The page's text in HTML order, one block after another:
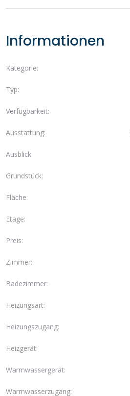
Informationen
Kategorie:
Typ:
Verfügbarkeit:
Ausstattung:
Ausblick:
Grundstück:
Fläche:
Etage:
Preis:
Zimmer:
Badezimmer:
Heizungsart:
Heizungszugang:
Heizgerät:
Warmwassergerät:
Warmwasserzugang: